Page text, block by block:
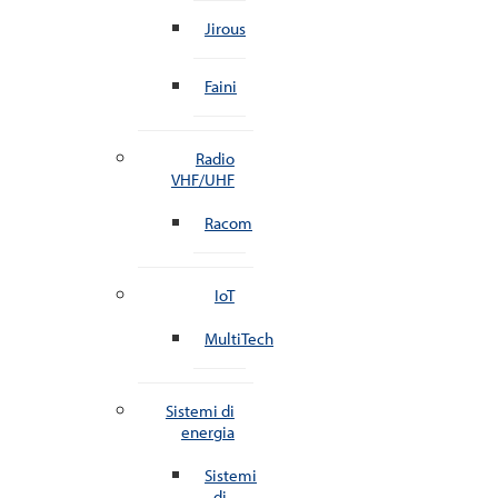
Jirous
Faini
Radio
VHF/UHF
Racom
IoT
MultiTech
Sistemi di
energia
Sistemi